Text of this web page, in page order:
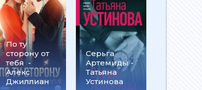
По ту
сторону от
тебя -
Алекс
Джиллиан
Серьга
Артемиды -
Татьяна
Устинова
на
- Ольга
Громыко